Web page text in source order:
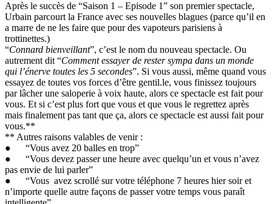
Après le succès de “Saison 1 – Episode 1” son premier spectacle,
Urbain parcourt la France avec ses nouvelles blagues (parce qu’il en
a marre de ne les faire que pour des vapoteurs parisiens à
trottinettes.)
“Connard bienveillant”, c’est le nom du nouveau spectacle. Ou
autrement dit “Comment essayer de rester sympa dans un monde
qui l’énerve toutes les 5 secondes”. Si vous aussi, même quand vous
essayez de toutes vos forces d’être gentil.le, vous finissez toujours
par lâcher une saloperie à voix haute, alors ce spectacle est fait pour
vous. Et si c’est plus fort que vous et que vous le regrettez après
mais finalement pas tant que ça, alors ce spectacle est aussi fait pour
vous.**
** Autres raisons valables de venir :
● “Vous avez 20 balles en trop”
● “Vous devez passer une heure avec quelqu’un et vous n’avez
pas envie de lui parler”
● “Vous avez scrollé sur votre téléphone 7 heures hier soir et
n’importe quelle autre façons de passer votre temps vous paraît